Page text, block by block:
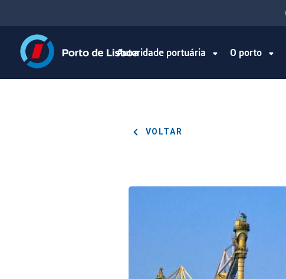
Autoridade portuária O porto
VOLTAR